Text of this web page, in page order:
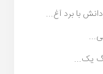
با برد آغ...
یک...